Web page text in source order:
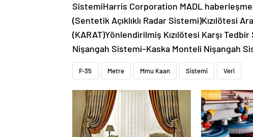
SistemiHarris Corporation MADL
(Sentetik Açıklıklı Radar Sistemi)Kızılötesi
(KARAT)Yönlendirilmiş Kızılötesi Karşı
Nişangah Sistemi–Kaska Monteli Nişangah
F-35 Metre Mmu Kaan Sistemi Veri